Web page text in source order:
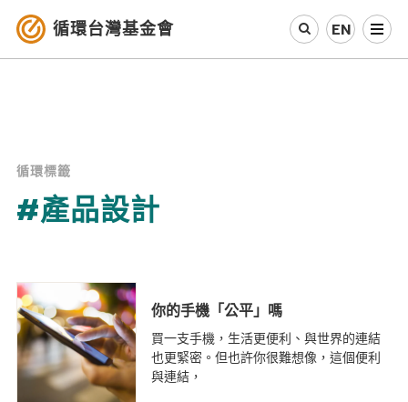
循環台灣基金會 EN
循環社會
其他資源
最新消息
關於我們
循環標籤
#產品設計
你的手機「公平」嗎
買一支手機，生活更便利、與世界的連結
也更緊密。但也許你很難想像，這個便利
與連結，